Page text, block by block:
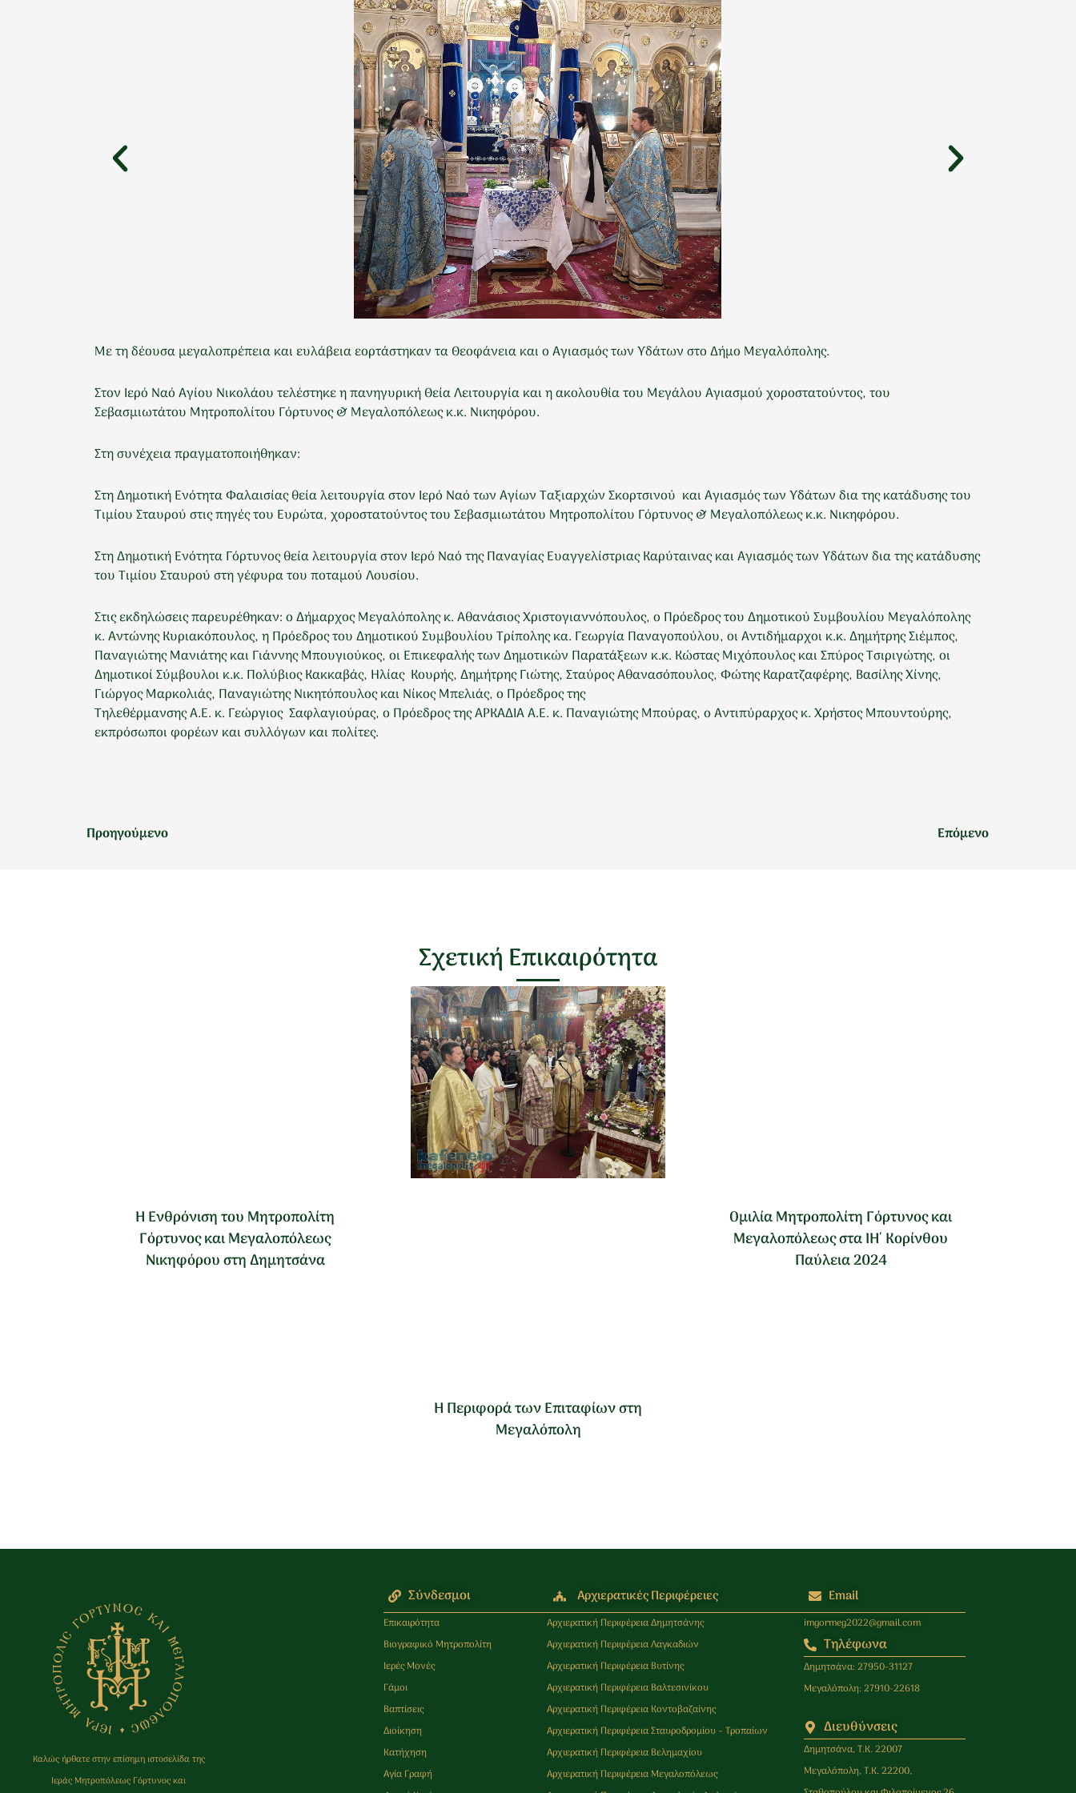
Με τη δέουσα μεγαλοπρέπεια και ευλάβεια εορτάστηκαν τα Θεοφάνεια και ο Αγιασμός των Υδάτων στο Δήμο Μεγαλόπολης.
Στον Ιερό Ναό Αγίου Νικολάου τελέστηκε η πανηγυρική Θεία Λειτουργία και η ακολουθία του Μεγάλου Αγιασμού χοροστατούντος, του
Σεβασμιωτάτου Μητροπολίτου Γόρτυνος & Μεγαλοπόλεως κ.κ. Νικηφόρου.
Στη συνέχεια πραγματοποιήθηκαν:
Στη Δημοτική Ενότητα Φαλαισίας θεία λειτουργία στον Ιερό Ναό των Αγίων Ταξιαρχών Σκορτσινού και Αγιασμός των Υδάτων δια της κατάδυσης του
Τιμίου Σταυρού στις πηγές του Ευρώτα, χοροστατούντος του Σεβασμιωτάτου Μητροπολίτου Γόρτυνος & Μεγαλοπόλεως κ.κ. Νικηφόρου.
Στη Δημοτική Ενότητα Γόρτυνος θεία λειτουργία στον Ιερό Ναό της Παναγίας Ευαγγελίστριας Καρύταινας και Αγιασμός των Υδάτων δια της κατάδυσης
του Τιμίου Σταυρού στη γέφυρα του ποταμού Λουσίου.
Στις εκδηλώσεις παρευρέθηκαν: ο Δήμαρχος Μεγαλόπολης κ. Αθανάσιος Χριστογιαννόπουλος, ο Πρόεδρος του Δημοτικού Συμβουλίου Μεγαλόπολης
κ. Αντώνης Κυριακόπουλος, η Πρόεδρος του Δημοτικού Συμβουλίου Τρίπολης κα. Γεωργία Παναγοπούλου, οι Αντιδήμαρχοι κ.κ. Δημήτρης Σιέμπος,
Παναγιώτης Μανιάτης και Γιάννης Μπουγιούκος, οι Επικεφαλής των Δημοτικών Παρατάξεων κ.κ. Κώστας Μιχόπουλος και Σπύρος Τσιριγώτης, οι
Δημοτικοί Σύμβουλοι κ.κ. Πολύβιος Κακκαβάς, Ηλίας Κουρής, Δημήτρης Γιώτης, Σταύρος Αθανασόπουλος, Φώτης Καρατζαφέρης, Βασίλης Χίνης,
Γιώργος Μαρκολιάς, Παναγιώτης Νικητόπουλος και Νίκος Μπελιάς, ο Πρόεδρος της
Τηλεθέρμανσης Α.Ε. κ. Γεώργιος Σαφλαγιούρας, ο Πρόεδρος της ΑΡΚΑΔΙΑ Α.Ε. κ. Παναγιώτης Μπούρας, ο Αντιπύραρχος κ. Χρήστος Μπουντούρης,
εκπρόσωποι φορέων και συλλόγων και πολίτες.
Προηγούμενο Επόμενο
Σχετική Επικαιρότητα
Η Ενθρόνιση του Μητροπολίτη
Γόρτυνος και Μεγαλοπόλεως
Νικηφόρου στη Δημητσάνα
Η Περιφορά των Επιταφίων στη
Μεγαλόπολη
Ομιλία Μητροπολίτη Γόρτυνος και
Μεγαλοπόλεως στα ΙΗ΄ Κορίνθου
Παύλεια 2024
Καλώς ήρθατε στην επίσημη ιστοσελίδα της
Ιεράς Μητρoπόλεως Γόρτυνος και
Σύνδεσμοι
Επικαιρότητα
Βιογραφικό Μητροπολίτη
Ιερές Μονές
Γάμοι
Βαπτίσεις
Διοίκηση
Κατήχηση
Αγία Γραφή
Αρχιερατικές Περιφέρειες
Αρχιερατική Περιφέρεια Δημητσάνης
Αρχιερατική Περιφέρεια Λαγκαδιών
Αρχιερατική Περιφέρεια Βυτίνης
Αρχιερατική Περιφέρεια Βαλτεσινίκου
Αρχιερατική Περιφέρεια Κοντοβαζαίνης
Αρχιερατική Περιφέρεια Σταυροδρομίου – Τροπαίων
Αρχιερατική Περιφέρεια Βελημαχίου
Αρχιερατική Περιφέρεια Μεγαλοπόλεως
Email
imgormeg2022@gmail.com
Τηλέφωνα
Δημητσάνα: 27950-31127
Μεγαλόπολη: 27910-22618
Διευθύνσεις
Δημητσάνα, Τ.Κ. 22007
Μεγαλόπολη, Τ.Κ. 22200,